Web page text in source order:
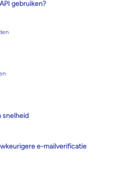
gebruiken?
snelheid
e-mailverificatie